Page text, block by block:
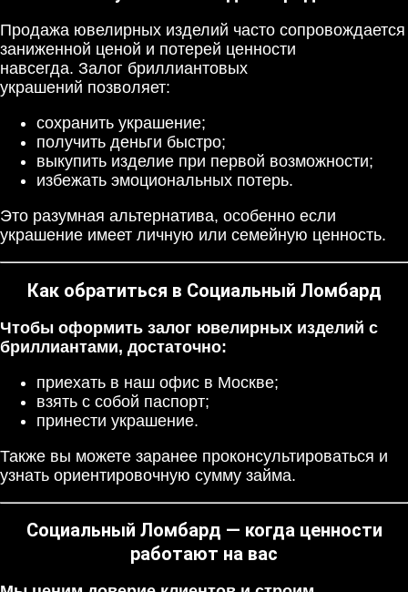
Продажа ювелирных изделий часто сопровождается
заниженной ценой и потерей ценности
навсегда. Залог бриллиантовых
украшений позволяет:
сохранить украшение;
получить деньги быстро;
выкупить изделие при первой возможности;
избежать эмоциональных потерь.
Это разумная альтернатива, особенно если
украшение имеет личную или семейную ценность.
Как обратиться в Социальный Ломбард
Чтобы оформить залог ювелирных изделий с
бриллиантами, достаточно:
приехать в наш офис в Москве;
взять с собой паспорт;
принести украшение.
Также вы можете заранее проконсультироваться и
узнать ориентировочную сумму займа.
Социальный Ломбард — когда ценности
работают на вас